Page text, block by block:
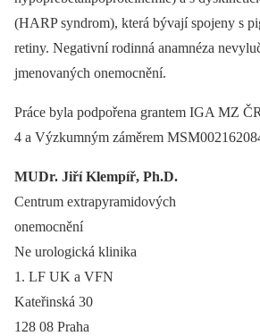
(HARP syndrom), která bývají spojeny s
retiny. Negativní rodinná anamnéza
jmenovaných onemocnění.
Práce byla podpořena grantem IGA MZ
4 a Výzkumným záměrem
MUDr. Jiří Klempíř, Ph.D.
Centrum extrapyramidových
onemocnění
Ne urologická klinika
1. LF UK a VFN
Kateřinská 30
128 08 Praha